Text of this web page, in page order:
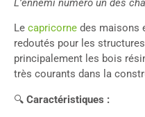
L’ennemi numéro un des
Le capricorne des maisons
redoutés pour les
principalement les bois
très courants dans la
🔍 Caractéristiques :